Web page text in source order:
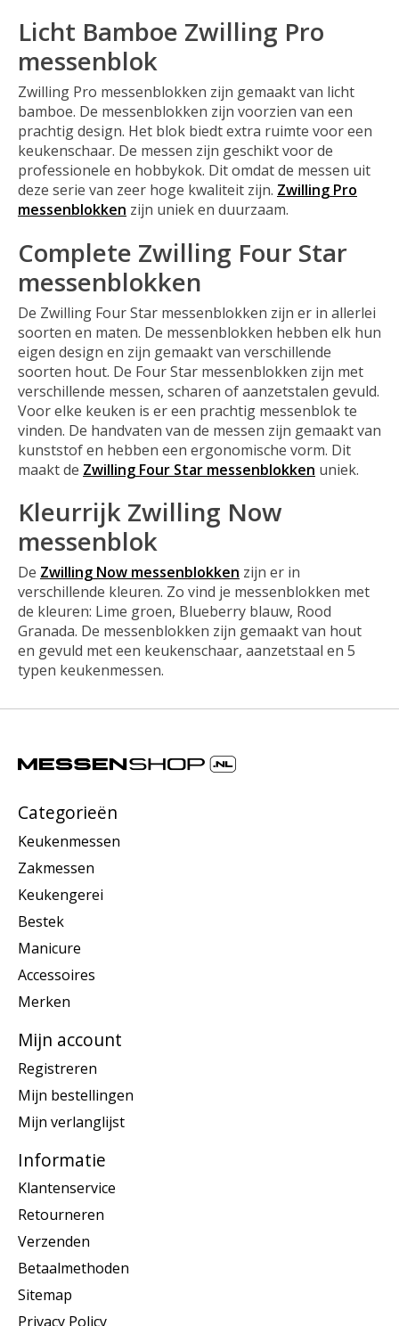
Licht Bamboe Zwilling Pro
messenblok
Zwilling Pro messenblokken zijn gemaakt van licht
bamboe. De messenblokken zijn voorzien van een
prachtig design. Het blok biedt extra ruimte voor een
keukenschaar. De messen zijn geschikt voor de
professionele en hobbykok. Dit omdat de messen uit
deze serie van zeer hoge kwaliteit zijn. Zwilling Pro
messenblokken zijn uniek en duurzaam.
Complete Zwilling Four Star
messenblokken
De Zwilling Four Star messenblokken zijn er in allerlei
soorten en maten. De messenblokken hebben elk hun
eigen design en zijn gemaakt van verschillende
soorten hout. De Four Star messenblokken zijn met
verschillende messen, scharen of aanzetstalen gevuld.
Voor elke keuken is er een prachtig messenblok te
vinden. De handvaten van de messen zijn gemaakt van
kunststof en hebben een ergonomische vorm. Dit
maakt de Zwilling Four Star messenblokken uniek.
Kleurrijk Zwilling Now
messenblok
De Zwilling Now messenblokken zijn er in
verschillende kleuren. Zo vind je messenblokken met
de kleuren: Lime groen, Blueberry blauw, Rood
Granada. De messenblokken zijn gemaakt van hout
en gevuld met een keukenschaar, aanzetstaal en 5
typen keukenmessen.
Categorieën
Keukenmessen
Zakmessen
Keukengerei
Bestek
Manicure
Accessoires
Merken
Mijn account
Registreren
Mijn bestellingen
Mijn verlanglijst
Informatie
Klantenservice
Retourneren
Verzenden
Betaalmethoden
Sitemap
Privacy Policy